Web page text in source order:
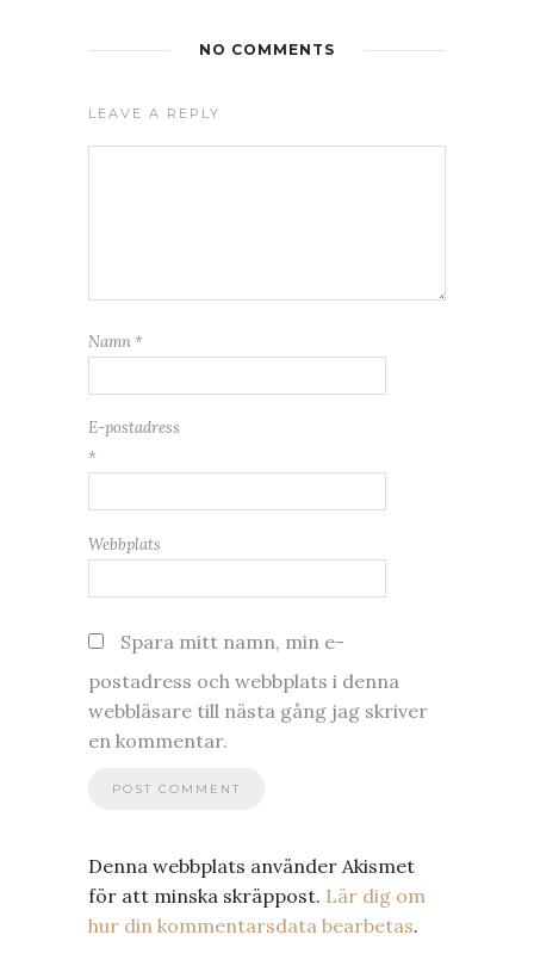
NO COMMENTS
LEAVE A REPLY
Namn *
E-postadress
*
Webbplats
Spara mitt namn, min e-
postadress och webbplats i denna
webbläsare till nästa gång jag skriver
en kommentar.
Denna webbplats använder Akismet
för att minska skräppost. Lär dig om
hur din kommentarsdata bearbetas.